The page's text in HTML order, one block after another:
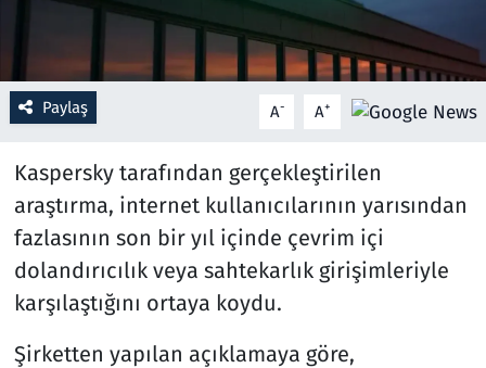
Paylaş A- A+
Kaspersky tarafından gerçekleştirilen
araştırma, internet kullanıcılarının yarısından
fazlasının son bir yıl içinde çevrim içi
dolandırıcılık veya sahtekarlık girişimleriyle
karşılaştığını ortaya koydu.
Şirketten yapılan açıklamaya göre,
Sağlık
Savunma Sanayi
Seçim 2023
Spor
Teknoloji ve Bilim
Televizyon